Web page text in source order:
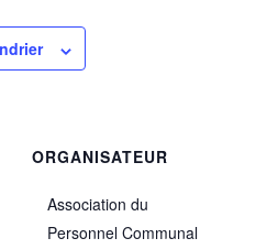
ORGANISATEUR
Association du
Personnel Communal